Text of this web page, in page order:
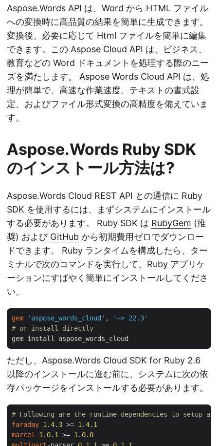
Aspose.Words API は、Word から HTML ファイル
への変換時に高品質の結果を簡単に生成できます。
変換後、必要に応じて Html ファイルを簡単に編集
できます。この Aspose Cloud API は、ビジネス、
教育などの Word ドキュメントを処理する際のニー
ズを満たします。 Aspose Words Cloud API は、処
理が簡単で、高速な作業速度、テキストの書式設
定、およびファイル形式変換の高精度を備えていま
す。
Aspose.Words Ruby SDK
のインストール方法は?
Aspose.Words Cloud REST API との通信に Ruby
SDK を使用するには、まずシステムにインストール
する必要があります。 Ruby SDK は RubyGem (推
奨) および GitHub から初期費用ゼロでダウンロー
ドできます。 Ruby ランタイムを構成したら、ター
ミナルで次のコマンドを実行して、Ruby アプリケ
ーションにすばやく簡単にインストールしてくださ
い。
gem 'aspose_words_cloud' ,
'~> 22.3'
# or install directly
ただし、Aspose.Words Cloud SDK for Ruby 2.6
以降のインストールに進む前に、システムに次の依
存パッケージをインストールする必要があります。
# Following are the runtime dependencies to setup
faraday 1 .4. 3 >= 1 .4. 1
marcel
1 . 0. 1 >= 1 . 0. 0